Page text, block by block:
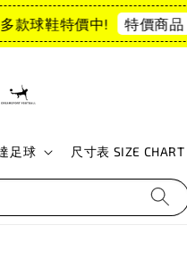
球鞋特價中! 特價商品
足球 尺寸表 SIZE CHART